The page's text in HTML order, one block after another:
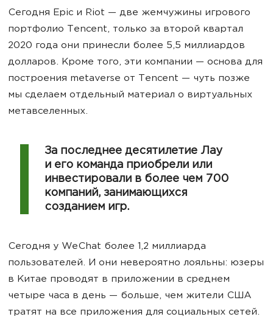
Сегодня Epic и Riot — две жемчужины игрового
портфолио Tencent, только за второй квартал
2020 года они принесли более 5,5 миллиардов
долларов. Кроме того, эти компании — основа для
построения metaverse от Tencent — чуть позже
мы сделаем отдельный материал о виртуальных
метавселенных.
За последнее десятилетие Лау
и его команда приобрели или
инвестировали в более чем 700
компаний, занимающихся
созданием игр.
Сегодня у WeChat более 1,2 миллиарда
пользователей. И они невероятно лояльны: юзеры
в Китае проводят в приложении в среднем
четыре часа в день — больше, чем жители США
тратят на все приложения для социальных сетей.